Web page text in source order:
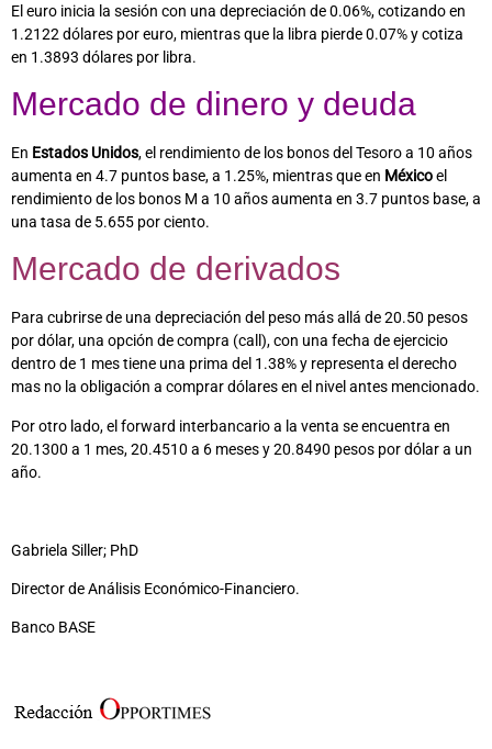
El euro inicia la sesión con una depreciación de 0.06%, cotizando en
1.2122 dólares por euro, mientras que la libra pierde 0.07% y cotiza
en 1.3893 dólares por libra.
Mercado de dinero y deuda
En Estados Unidos, el rendimiento de los bonos del Tesoro a 10 años
aumenta en 4.7 puntos base, a 1.25%, mientras que en Méxicoel
rendimiento de los bonos M a 10 años aumenta en 3.7 puntos base, a
una tasa de 5.655 por ciento.
Mercado de derivados
Para cubrirse de una depreciación del peso más allá de 20.50 pesos
por dólar, una opción de compra (call), con una fecha de ejercicio
dentro de 1 mes tiene una prima del 1.38% y representa el derecho
mas no la obligación a comprar dólares en el nivel antes mencionado.
Por otro lado, el forward interbancario a la venta se encuentra en
20.1300 a 1 mes, 20.4510 a 6 meses y 20.8490 pesos por dólar a un
año.
Gabriela Siller; PhD
Director de Análisis Económico-Financiero.
Banco BASE